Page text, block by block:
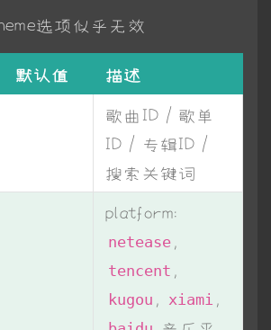
选项似乎无效
默认值 描述
歌曲ID / 歌单
ID / 专辑ID /
搜索关键词
platform:
netease ,
tencent ,
kugou , xiami ,